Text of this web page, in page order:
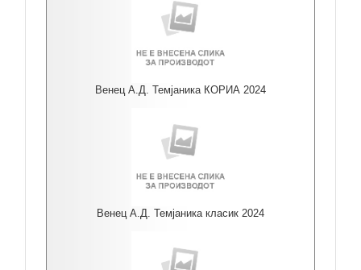
Венец А.Д. Темјаника КОРИА 2024
Венец А.Д. Темјаника класик 2024